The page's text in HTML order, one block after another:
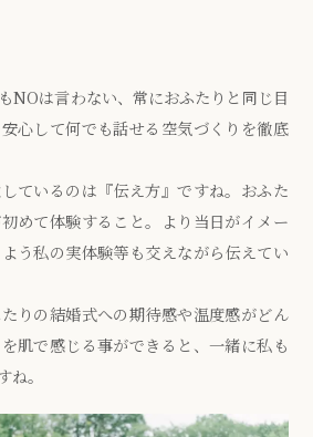
NOは言わない、常におふたりと同じ目
心して何でも話せる空気づくりを徹底
ているのは『伝え方』ですね。おふた
めて体験すること。より当日がイメー
う私の実体験等も交えながら伝えてい
りの結婚式への期待感や温度感がどん
肌で感じる事ができると、一緒に私も
。